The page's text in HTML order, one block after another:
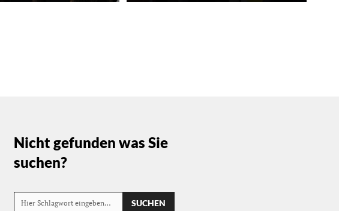
Nicht gefunden was Sie
suchen?
Hier Schlagwort eingeben… SUCHEN